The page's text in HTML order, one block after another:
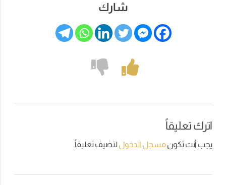
شارك
اترك تعليقاً
يجب أنت تكونمسجل الدخوللتضيف تعليقاً.